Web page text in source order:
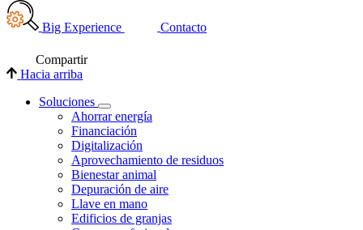
Big Experience Contacto
Compartir
Hacia arriba
Soluciones
Ahorrar energía
Financiación
Digitalización
Aprovechamiento de residuos
Bienestar animal
Depuración de aire
Llave en mano
Edificios de granjas